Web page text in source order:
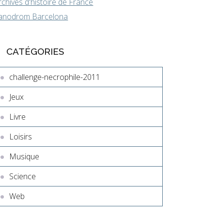
Barcelona
CATÉGORIES
challenge-necrophile-2011
Jeux
Livre
Loisirs
Musique
Science
Web